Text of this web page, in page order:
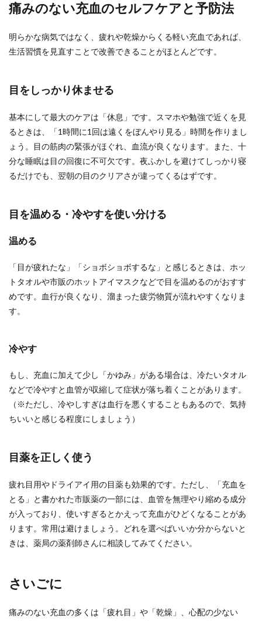
痛みのない充血のセルフケアと予防法
明らかな病気ではなく、疲れや乾燥からくる軽い充血であれば、
生活習慣を見直すことで改善できることがほとんどです。
目をしっかり休ませる
基本にして最大のケアは「休息」です。スマホや勉強で近くを見
るときは、「1時間に1回は遠くをぼんやり見る」時間を作りまし
ょう。目の筋肉の緊張がほぐれ、血流が良くなります。また、十
分な睡眠は目の回復に不可欠です。夜ふかしを避けてしっかり寝
るだけでも、翌朝の目のクリアさが違ってくるはずです。
目を温める・冷やすを使い分ける
温める
「目が疲れたな」「ショボショボするな」と感じるときは、ホッ
トタオルや市販のホットアイマスクなどで目を温めるのがおすす
めです。血行が良くなり、溜まった疲労物質が流れやすくなりま
す。
冷やす
もし、充血に加えて少し「かゆみ」がある場合は、冷たいタオル
などで冷やすと血管が収縮して症状が落ち着くことがあります。
（※ただし、冷やしすぎは血行を悪くすることもあるので、気持
ちいいと感じる程度にしましょう）
目薬を正しく使う
疲れ目用やドライアイ用の目薬も効果的です。ただし、「充血を
とる」と書かれた市販薬の一部には、血管を無理やり縮める成分
が入っており、使いすぎるとかえって充血がひどくなることがあ
ります。常用は避けましょう。どれを選べばいいか分からないと
きは、薬局の薬剤師さんに相談してみてください。
さいごに
痛みのない充血の多くは「疲れ目」や「乾燥」、心配の少ない